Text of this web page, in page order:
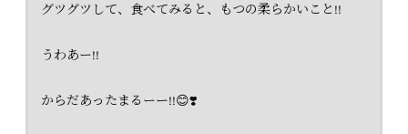
グツグツして、食べてみると、もつの柔らかいこと!!
うわあー!!
からだあったまるーー!!😊❣️